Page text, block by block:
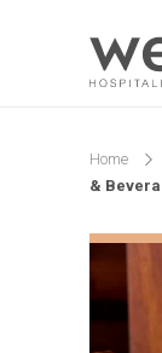
Home
&